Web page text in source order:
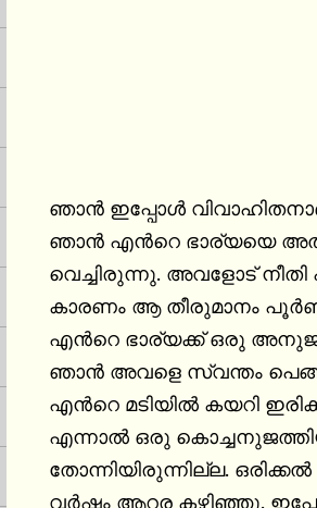
ഞാൻ ഇപ്പോള്‍
ഞാന്‍ എന്‍റെ ഭാര്യയെ അത്ര
വെച്ചിരുന്നു. അവളോട്‌ നീതി പുലര്‍ത്തണം എന്ന് ഞാന്‍ തീരുമാനിച്ചിരുന്നു. എന്നാല്‍ ചില സാഹചര്യങ്ങള്‍
കാരണം ആ തീരുമാനം
എന്‍റെ ഭാര്യക്ക് ഒരു
ഞാന്‍ അവളെ സ്വന്തം
എന്‍റെ മടിയില്‍ കയറി
എന്നാല്‍ ഒരു
തോന്നിയിരുന്നില്ല.
വര്‍ഷം ആറര കഴിഞ്ഞു.